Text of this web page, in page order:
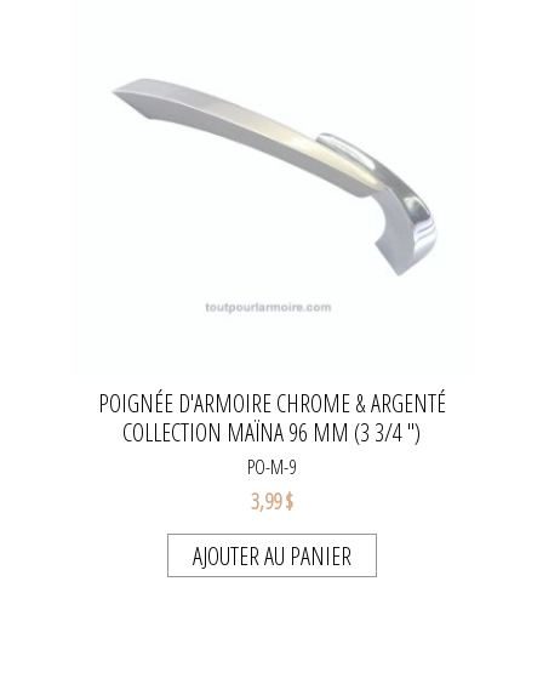
POIGNÉE D'ARMOIRE CHROME & ARGENTÉ
COLLECTION MAÏNA 96 MM (3 3/4 ")
PO-M-9
3,99 $
AJOUTER AU PANIER